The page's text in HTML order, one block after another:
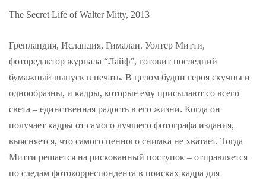
The Secret Life of Walter Mitty, 2013
Гренландия, Исландия, Гималаи. Уолтер Митти,
фоторедактор журнала “Лайф”, готовит последний
бумажный выпуск в печать. В целом будни героя скучны и
однообразны, и кадры, которые ему присылают со всего
света – единственная радость в его жизни. Когда он
получает кадры от самого лучшего фотографа издания,
выясняется, что самого ценного снимка не хватает. Тогда
Митти решается на рискованный поступок – отправляется
по следам фотокорреспондента в поисках кадра для